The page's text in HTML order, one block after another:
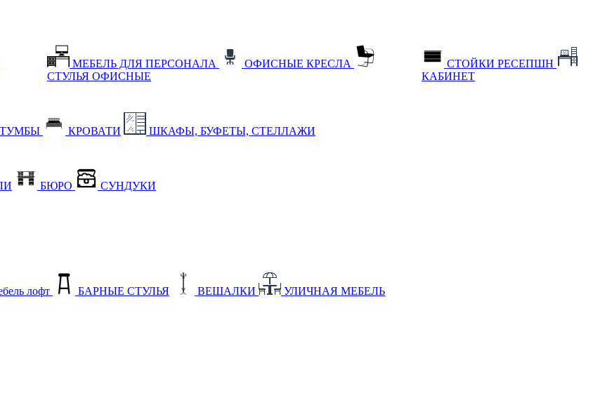
МЕБЕЛЬ ДЛЯ ПЕРСОНАЛА
ОФИСНЫЕ КРЕСЛА
СТУЛЬЯ ОФИСНЫЕ
СТОЙКИ РЕСЕПШН
КАБИНЕТ
КРОВАТИ ШКАФЫ, БУФЕТЫ, СТЕЛЛАЖИ
БЮРО СУНДУКИ
лофт БАРНЫЕ СТУЛЬЯ ВЕШАЛКИ УЛИЧНАЯ МЕБЕЛЬ